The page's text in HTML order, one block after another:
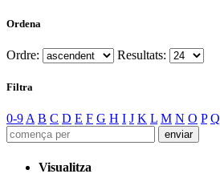
Ordena
Ordre: Resultats:
Filtra
0-9 A B C D E F G H I J K L M N O P Q
Visualitza